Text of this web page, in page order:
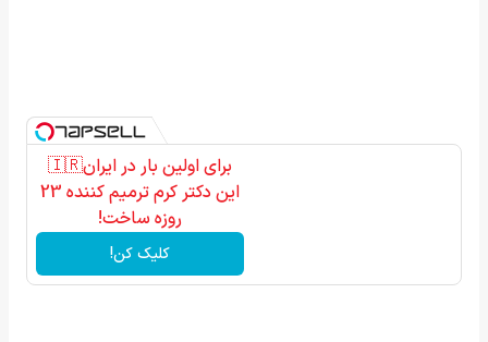
برای اولین بار در ایران🇮🇷
این دکتر کرم ترمیم کننده 23
روزه ساخت!
کلیک کن!